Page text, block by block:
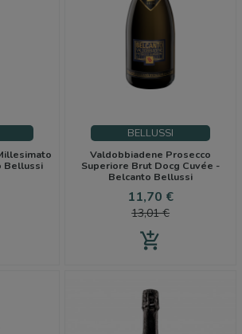
Bellussi
BELLUSSI
Valdobbiadene Prosecco
Superiore Brut Docg Cuvée -
Belcanto Bellussi
Prix
11,70 €Prix
13,01 €
add_shopping_cart